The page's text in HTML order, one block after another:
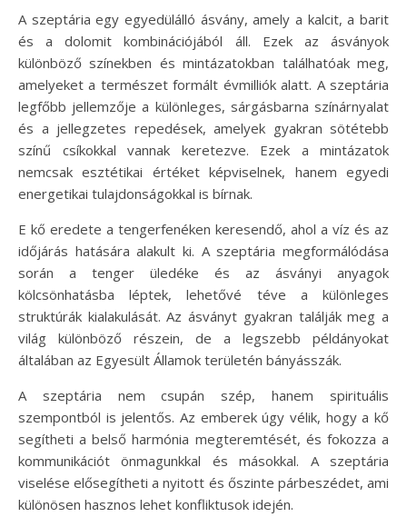
A szeptária egy egyedülálló ásvány, amely a kalcit, a barit
és a dolomit kombinációjából áll. Ezek az ásványok
különböző színekben és mintázatokban találhatóak meg,
amelyeket a természet formált évmilliók alatt. A szeptária
legfőbb jellemzője a különleges, sárgásbarna színárnyalat
és a jellegzetes repedések, amelyek gyakran sötétebb
színű csíkokkal vannak keretezve. Ezek a mintázatok
nemcsak esztétikai értéket képviselnek, hanem egyedi
energetikai tulajdonságokkal is bírnak.
E kő eredete a tengerfenéken keresendő, ahol a víz és az
időjárás hatására alakult ki. A szeptária megformálódása
során a tenger üledéke és az ásványi anyagok
kölcsönhatásba léptek, lehetővé téve a különleges
struktúrák kialakulását. Az ásványt gyakran találják meg a
világ különböző részein, de a legszebb példányokat
általában az Egyesült Államok területén bányásszák.
A szeptária nem csupán szép, hanem spirituális
szempontból is jelentős. Az emberek úgy vélik, hogy a kő
segítheti a belső harmónia megteremtését, és fokozza a
kommunikációt önmagunkkal és másokkal. A szeptária
viselése elősegítheti a nyitott és őszinte párbeszédet, ami
különösen hasznos lehet konfliktusok idején.